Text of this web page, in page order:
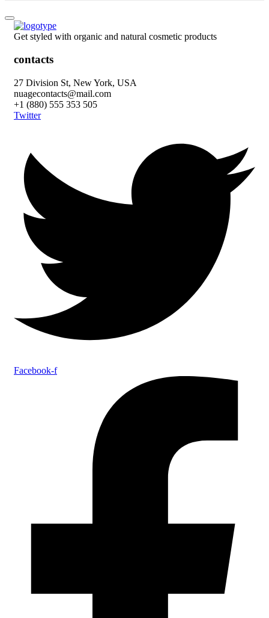
Get styled with organic and natural cosmetic products
contacts
27 Division St, New York, USA
nuagecontacts@mail.com
+1 (880) 555 353 505
Twitter
Facebook-f